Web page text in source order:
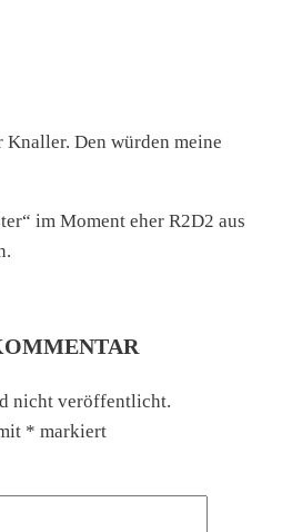
Knaller. Den würden meine
im Moment eher R2D2 aus
nicht veröffentlicht.
* markiert